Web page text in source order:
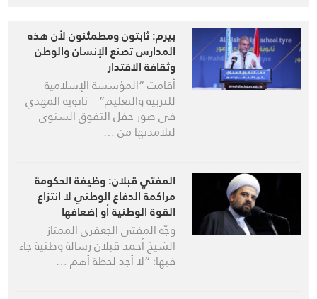
بيرم: ثابتون ومطمئنون لأن هذه
المدارس تصنع الإنسان والوطن
وثقافة الاقتدار
أقامت “المؤسسة الإسلامية
للتربية والتعليم” – ثانوية المهدي
في صور حفل التفوق السنوي
لتلامذتها من …
المفتي قبلان: وظيفة الحكومة
مراكمة الدفاع الوطني لا انتزاع
القوة الوطنية أو إضعافها
وجّه المفتي الجعفري الممتاز
الشيخ أحمد قبلان رسالة وطنية جاء
فيها: “لا أجد لحظة أهم …